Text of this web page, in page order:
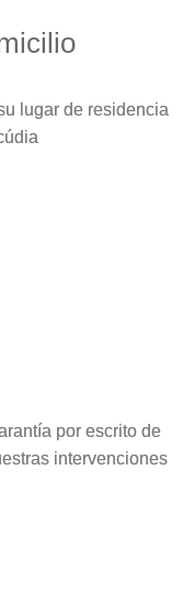
lugar de residencia
por escrito de
intervenciones